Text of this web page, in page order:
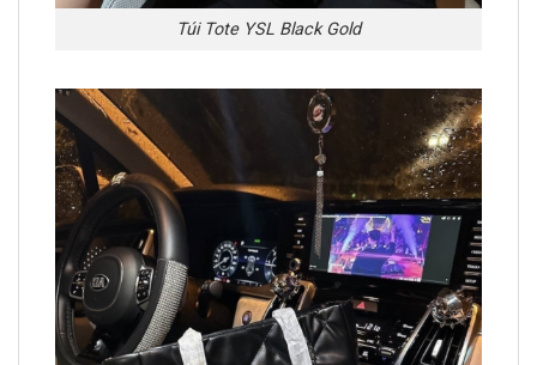
Túi Tote YSL Black Gold